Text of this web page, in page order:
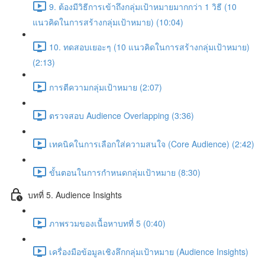
9. ต้องมีวิธีการเข้าถึงกลุ่มเป้าหมายมากกว่า 1 วิธี (10
แนวคิดในการสร้างกลุ่มเป้าหมาย) (10:04)
10. ทดสอบเยอะๆ (10 แนวคิดในการสร้างกลุ่มเป้าหมาย)
(2:13)
การตีความกลุ่มเป้าหมาย (2:07)
ตรวจสอบ Audience Overlapping (3:36)
เทคนิคในการเลือกใส่ความสนใจ (Core Audience) (2:42)
ขั้นตอนในการกำหนดกลุ่มเป้าหมาย (8:30)
บทที่ 5. Audience Insights
ภาพรวมของเนื้อหาบทที่ 5 (0:40)
เครื่องมือข้อมูลเชิงลึกกลุ่มเป้าหมาย (Audience Insights)